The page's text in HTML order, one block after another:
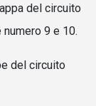
del circuito
numero 9 e 10.
del circuito